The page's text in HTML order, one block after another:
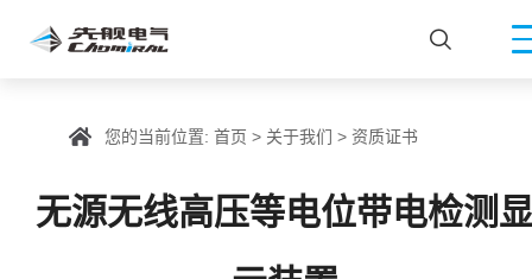

您的当前位置: 首页 > 关于我们 > 资质证书
无源无线高压等电位带电检测